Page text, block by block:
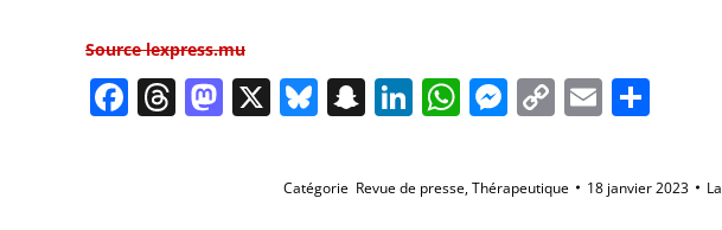
Source lexpress.mu
Facebook
Threads
Mastodon
X Bluesky
Snapchat
LinkedIn
WhatsApp
Messenger
Copy
Link
Email
Catégorie Revue de presse,Thérapeutique 18 janvier 2023